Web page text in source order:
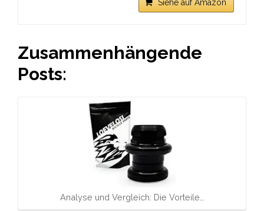
Siehe auf Amazon
Zusammenhängende
Posts:
Analyse und Vergleich: Die Vorteile…